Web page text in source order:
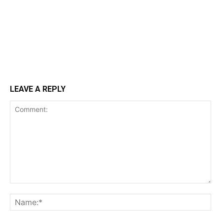
LEAVE A REPLY